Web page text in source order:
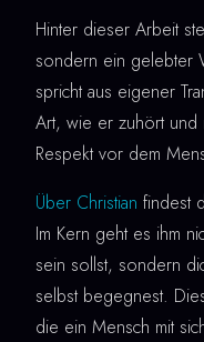
Hinter dieser Arbeit
sondern ein gelebter
spricht aus eigener
Art, wie er zuhört und
Respekt vor dem
Über Christian findest
Im Kern geht es ihm
sein sollst, sondern
selbst begegnest.
die ein Mensch mit